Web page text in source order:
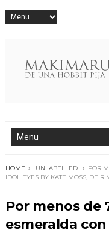
HOME UNLABELLED
POR
IDOL EYES BY KATE MOSS, DE
Por menos de
esmeralda